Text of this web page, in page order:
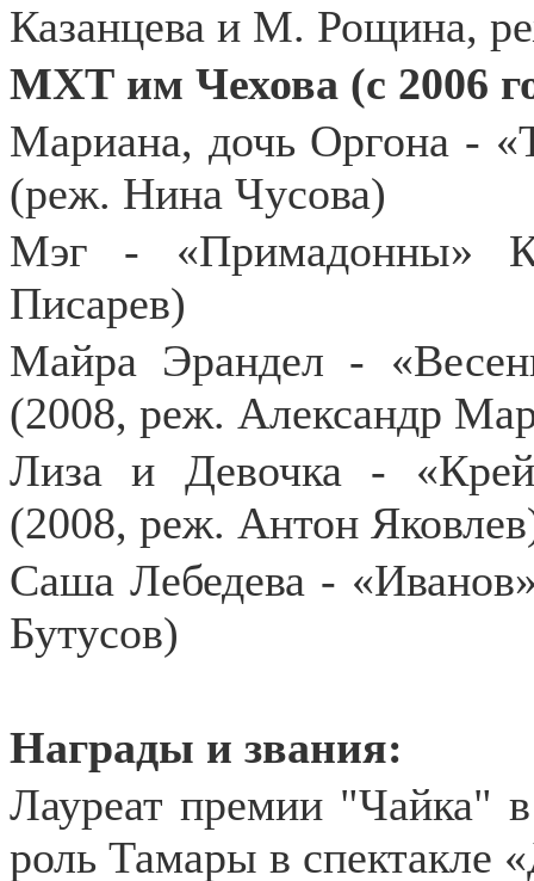
Казанцева и М. Рощина,
МХТ им Чехова (с 2006
Мариана, дочь Оргона -
(реж. Нина Чусова)
Мэг - «Примадонны»
Писарев)
Майра Эрандел -
(2008, реж. Александр
Лиза и Девочка -
(2008, реж. Антон
Саша Лебедева -
Бутусов)
Награды и звания:
Лауреат премии "Чайка"
роль Тамары в спектакле